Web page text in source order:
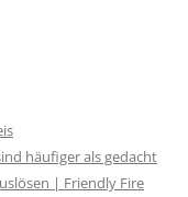
häufiger als gedacht
| Friendly Fire